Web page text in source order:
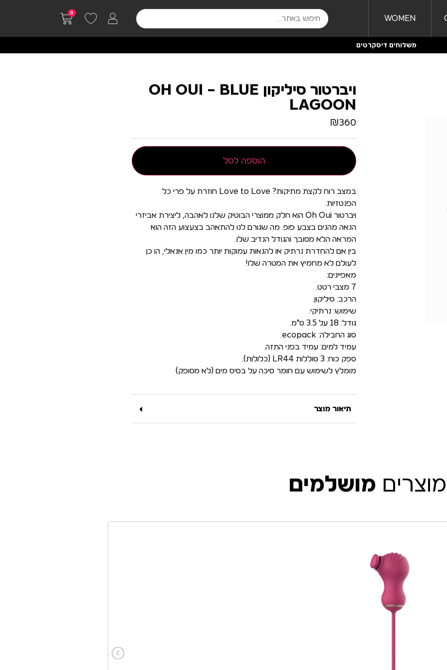
WOMEN
0
משלוחים דיסקרטים
ויברטור סיליקון OH OUI – BLUE
LAGOON
₪360
הוספה לסל
במצב רוח לקצת מתיקות? Love to Love חוזרת על פרי כל
הפנטזיות.
ויברטור Oh Oui הוא חלק ממוצרי הבוטיק שלנו לאהבה, ליצירת אביזרי
הנאה מהנים בצבע פופ. מה שגורם לנו להתאהב בצעצוע הזה הוא
המראה הלא מסובך והגודל הנדיב שלו.
בין אם להחדרת נרתיק או להנאות עמוקות יותר כמו מין אנאלי, הו כן
לעולם לא מחמיץ את המטרה שלו!
מאפיינים:
7 מצבי רטט.
הרכב: סיליקון.
שימוש: נרתיקי.
גודל: 18 על 3.5 ס"מ.
סוג החבילה: ecopack.
עמיד למים: עמיד בפני התזה.
ספק כוח: 3 סוללות LR44 (כלולות).
מומלץ לשימוש עם חומר סיכה על בסיס מים (לא מסופק)
תיאור מוצר
מושלמים